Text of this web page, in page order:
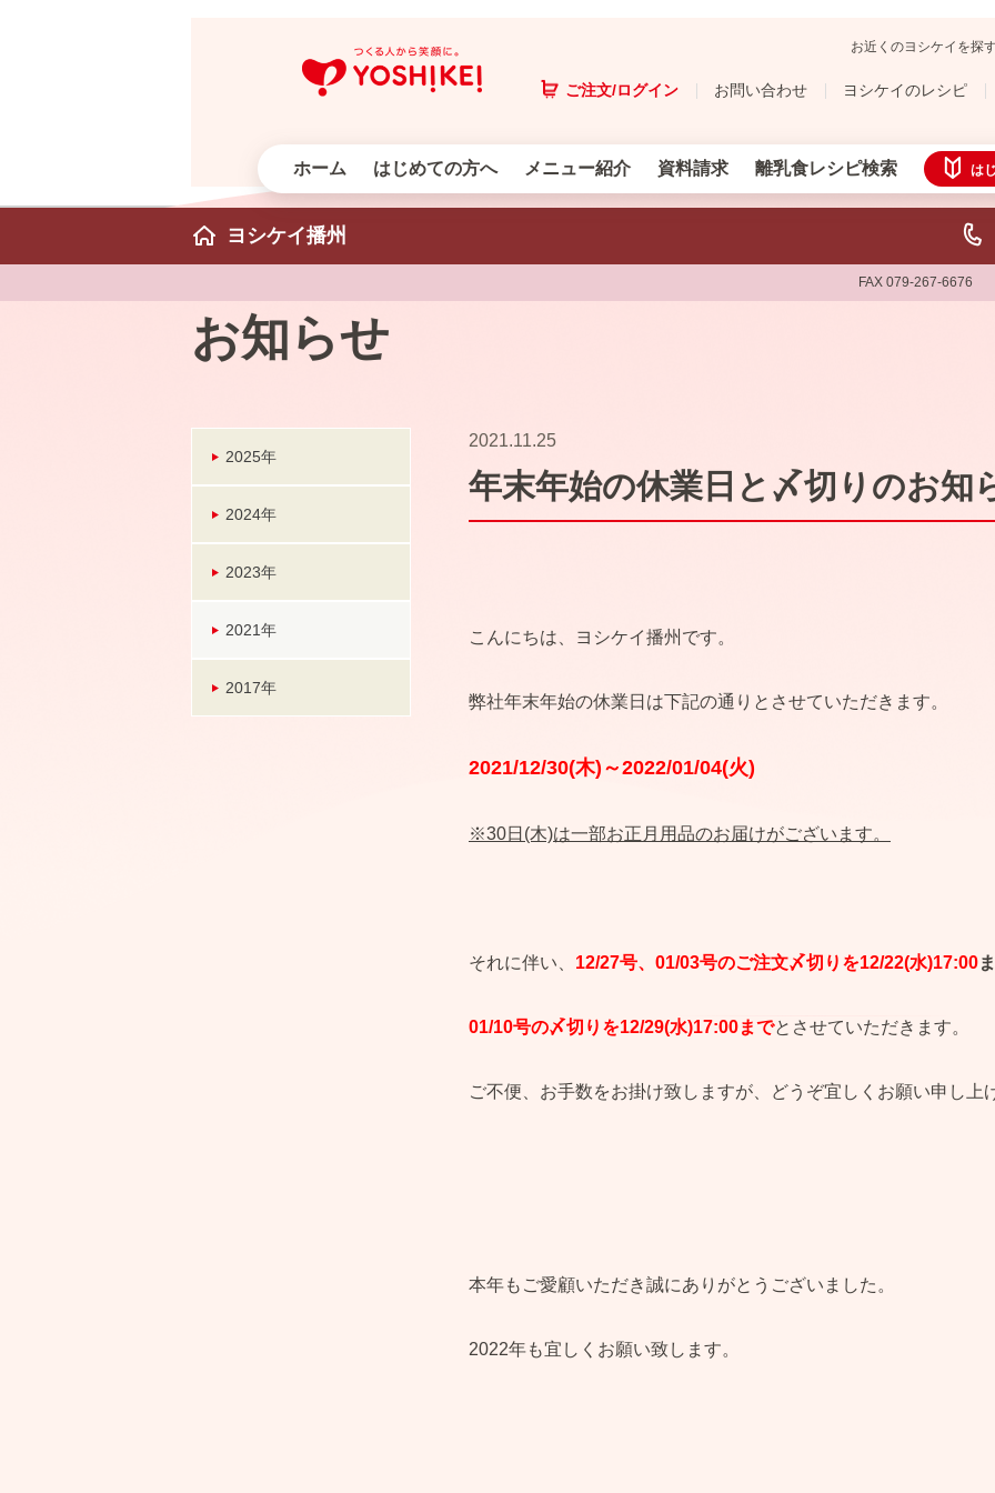
お近くのヨシケイを探
ご注文/ログイン お問い合わせ ヨシケイのレシピ
ホーム はじめての方へ メニュー紹介 資料請求 離乳食レシピ検索 は
ヨシケイ播州
FAX 079-267-6676
お知らせ
2025年
2024年
2023年
2021年
2017年
2021.11.25
年末年始の休業日と〆切りのお知
こんにちは、ヨシケイ播州です。
弊社年末年始の休業日は下記の通りとさせていただきます。
2021/12/30(木)～2022/01/04(火)
※30日(木)は一部お正月用品のお届けがございます。
それに伴い、 12/27号、01/03号のご注文〆切りを12/22(水)17:00
01/10号の〆切りを12/29(水)17:00までとさせていただきます。
ご不便、お手数をお掛け致しますが、どうぞ宜しくお願い申し上
本年もご愛顧いただき誠にありがとうございました。
2022年も宜しくお願い致します。